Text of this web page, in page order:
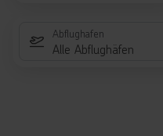
Abflughafen
Alle Abflughäfen